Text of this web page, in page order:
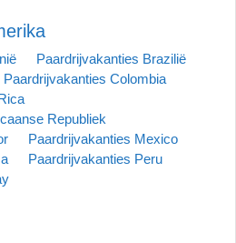
Paardrijvakanties Brazilië
Paardrijvakanties Colombia
Republiek
Paardrijvakanties Mexico
Paardrijvakanties Peru